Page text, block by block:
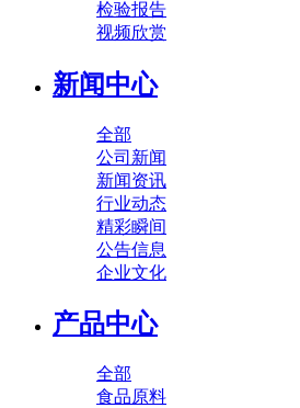
检验报告
视频欣赏
新闻中心
全部
公司新闻
新闻资讯
行业动态
精彩瞬间
公告信息
企业文化
产品中心
全部
食品原料